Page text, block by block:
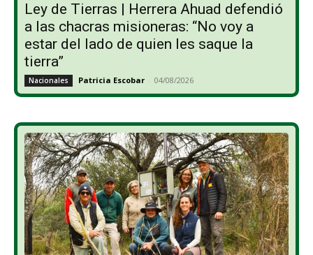
Ley de Tierras | Herrera Ahuad defendió
a las chacras misioneras: “No voy a
estar del lado de quien les saque la
tierra”
Nacionales Patricia Escobar - 04/08/2026